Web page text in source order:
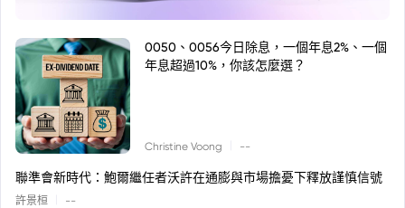
0050、0056今日除息，一個年息2%、一個
年息超過10%，你該怎麼選？
Christine Voong --
聯準會新時代：鮑爾繼任者沃許在通膨與市場擔憂下釋放謹慎信號
許景桓 --